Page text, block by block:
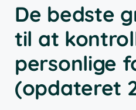
De bedste
til at
personlige
(opdateret